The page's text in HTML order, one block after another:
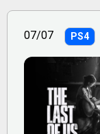
07/07 PS4